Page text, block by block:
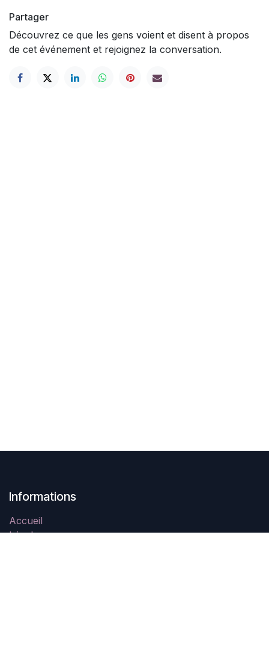
Partager
Découvrez ce que les gens voient et disent à propos
de cet événement et rejoignez la conversation.
Informations
Accueil
Légal